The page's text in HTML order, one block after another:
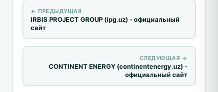
← ПРЕДЫДУЩАЯ
IRBIS PROJECT GROUP (ipg.uz) - официальный
сайт
СЛЕДУЮЩАЯ →
CONTINENT ENERGY (continentenergy.uz) -
официальный сайт